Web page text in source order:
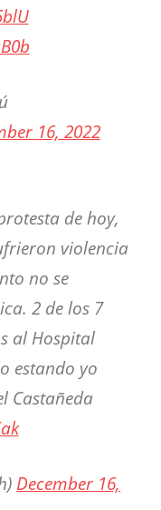
16, 2022
de hoy,
violencia
no se
2 de los 7
al Hospital
estando yo
Castañeda
December 16,